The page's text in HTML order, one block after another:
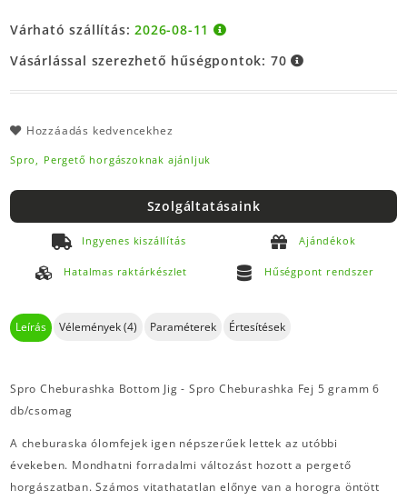
Várható szállítás:2026-08-11
Vásárlással szerezhető hűségpontok: 70
Hozzáadás kedvencekhez
Spro, Pergető horgászoknak ajánljuk
Szolgáltatásaink
Ingyenes kiszállítás Ajándékok
Hatalmas raktárkészlet Hűségpont rendszer
Leírás Vélemények (4) Paraméterek Értesítések
Spro Cheburashka Bottom Jig - Spro Cheburashka Fej 5 gramm 6
db/csomag
A cheburaska ólomfejek igen népszerűek lettek az utóbbi
évekeben. Mondhatni forradalmi változást hozott a pergető
horgászatban. Számos vitathatatlan előnye van a horogra öntött